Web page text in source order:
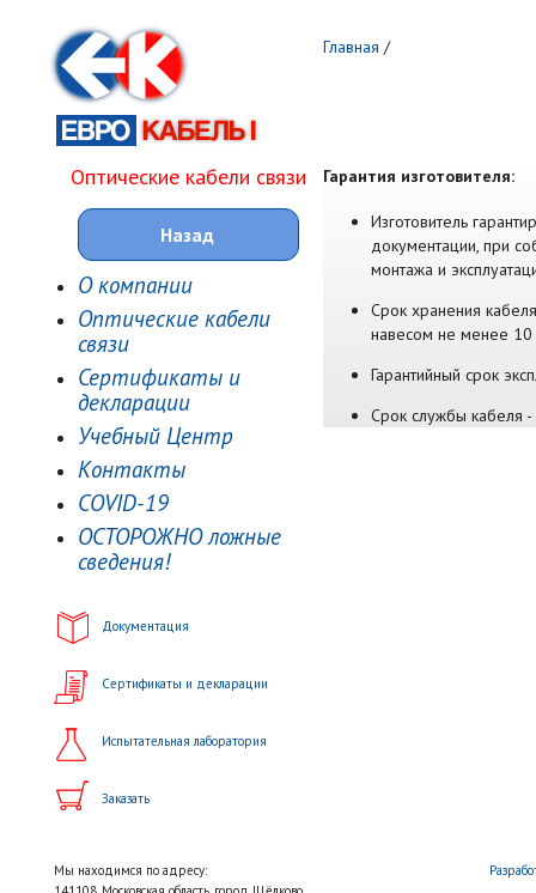
Оптические кабели связи
Назад
О компании
Оптические кабели
связи
Сертификаты и
декларации
Учебный Центр
Контакты
COVID-19
ОСТОРОЖНО ложные
сведения!
Документация
Сертификаты и декларации
Испытательная лаборатория
Заказать
Главная /
Гарантия изготовителя:
Изготовитель
документации, при
монтажа и
Срок хранения
навесом не менее 10
Гарантийный срок
Срок службы кабеля -
Мы находимся по адресу: